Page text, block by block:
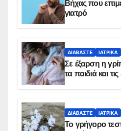
Βήχας που
γιατρό
ΔΙΑΒΆΣΤΕ ΙΑΤΡΙΚΆ
Σε έξαρση η
τα παιδιά και
ΔΙΑΒΆΣΤΕ ΙΑΤΡΙΚΆ
Το γρήγορο